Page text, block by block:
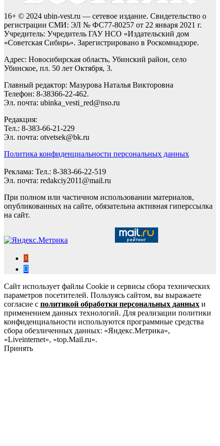
16+ © 2024 ubin-vest.ru — сетевое издание. Свидетельство о
регистрации СМИ: ЭЛ № ФС77-80257 от 22 января 2021 г.
Учредитель: Учредитель ГАУ НСО «Издательский дом
«Советская Сибирь». Зарегистрировано в Роскомнадзоре.
Адрес: Новосибирская область, Убинский район, село
Убинское, пл. 50 лет Октября, 3.
Главный редактор: Мазурова Наталья Викторовна
Телефон: 8-38366-22-462.
Эл. почта: ubinka_vesti_red@nso.ru
Редакция:
Тел.: 8-383-66-21-229
Эл. почта: otvetsek@bk.ru
Политика конфиденциальности персональных данных
Реклама: Тел.: 8-383-66-22-519
Эл. почта: redakciy2011@mail.ru
При полном или частичном использовании материалов,
опубликованных на сайте, обязательна активная гиперссылка
на сайт.
Сайт использует файлы Cookie и сервисы сбора технических
параметров посетителей. Пользуясь сайтом, вы выражаете
согласие с политикой обработки персональных данных и
применением данных технологий. Для реализации политики
конфиденциальности используются программные средства
сбора обезличенных данных: «Яндекс.Метрика»,
«Liveinternet», «top.Mail.ru».
Принять